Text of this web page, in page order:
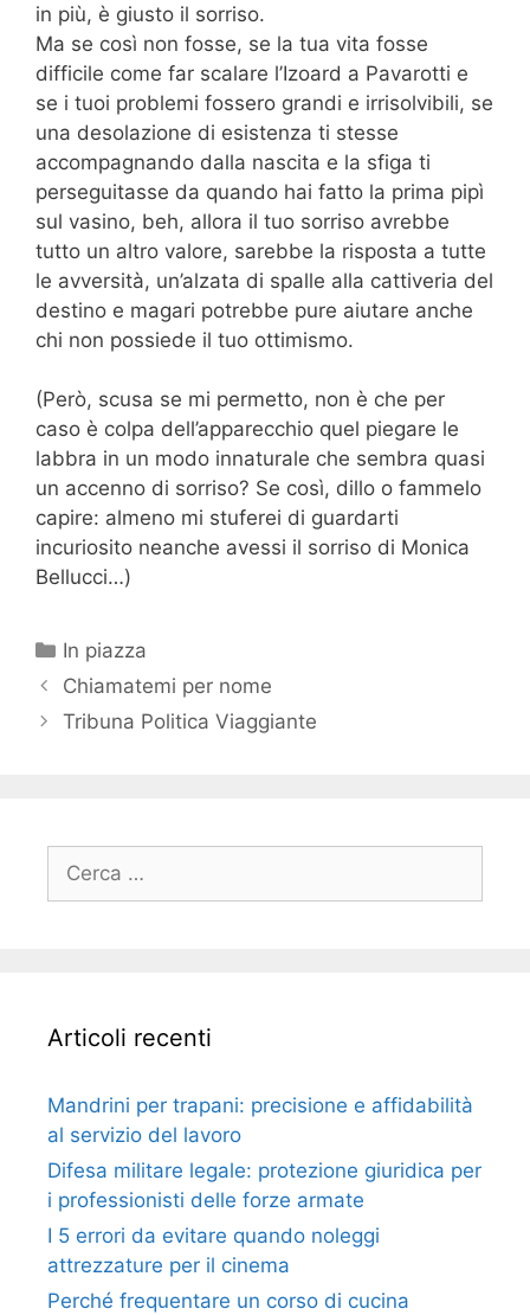
in più, è giusto il sorriso.
Ma se così non fosse, se la tua vita fosse
difficile come far scalare l’Izoard a Pavarotti e
se i tuoi problemi fossero grandi e irrisolvibili, se
una desolazione di esistenza ti stesse
accompagnando dalla nascita e la sfiga ti
perseguitasse da quando hai fatto la prima pipì
sul vasino, beh, allora il tuo sorriso avrebbe
tutto un altro valore, sarebbe la risposta a tutte
le avversità, un’alzata di spalle alla cattiveria del
destino e magari potrebbe pure aiutare anche
chi non possiede il tuo ottimismo.
(Però, scusa se mi permetto, non è che per
caso è colpa dell’apparecchio quel piegare le
labbra in un modo innaturale che sembra quasi
un accenno di sorriso? Se così, dillo o fammelo
capire: almeno mi stuferei di guardarti
incuriosito neanche avessi il sorriso di Monica
Bellucci…)
Categorie
In piazza
Chiamatemi per nome
Tribuna Politica Viaggiante
Ricerca
Articoli recenti
Mandrini per trapani: precisione e affidabilità
al servizio del lavoro
Difesa militare legale: protezione giuridica per
i professionisti delle forze armate
I 5 errori da evitare quando noleggi
attrezzature per il cinema
Perché frequentare un corso di cucina